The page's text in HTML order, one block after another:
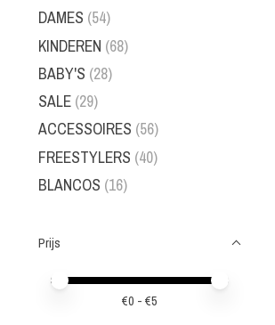
DAMES (54)
KINDEREN (68)
BABY'S (28)
SALE (29)
ACCESSOIRES (56)
FREESTYLERS (40)
BLANCOS (16)
Prijs
Minimale prijswaarde
Price maximum value
€0 - €5